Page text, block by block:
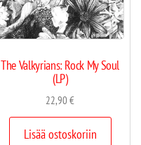
The Valkyrians: Rock My Soul
(LP)
22,90€
Lisää ostoskoriin